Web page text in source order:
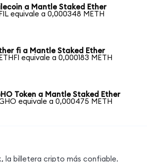
a Mantle Staked Ether
equivale a 0,000348 METH
fi a Mantle Staked Ether
equivale a 0,000183 METH
Token a Mantle Staked Ether
equivale a 0,000475 METH
la billetera cripto más confiable.